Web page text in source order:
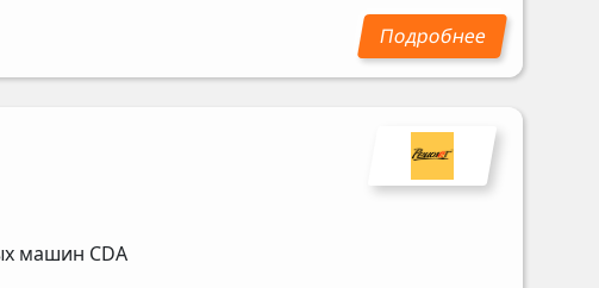
машин CDA